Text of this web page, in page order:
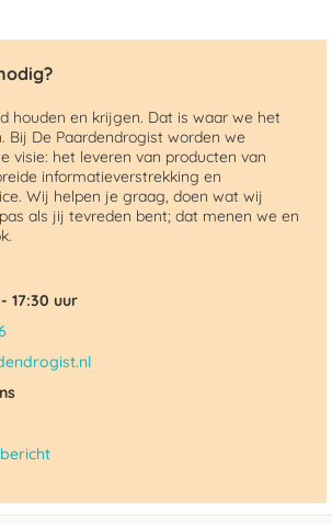
houden en krijgen. Dat is waar we het
Bij De Paardendrogist worden we
visie: het leveren van producten van
informatieverstrekking en
Wij helpen je graag, doen wat wij
als jij tevreden bent; dat menen we en
17:30 uur